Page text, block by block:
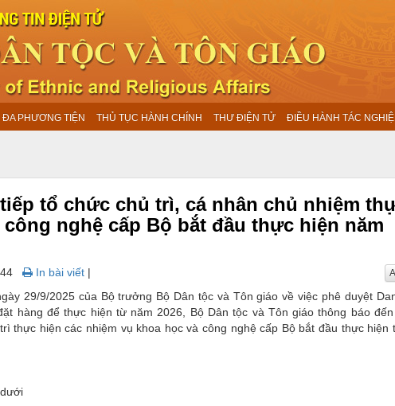
ĐA PHƯƠNG TIỆN THỦ TỤC HÀNH CHÍNH THƯ ĐIỆN TỬ ĐIỀU HÀNH TÁC
tổ chức chủ trì, cá nhân chủ nhiệm
nghệ cấp Bộ bắt đầu thực hiện năm
In bài viết |
29/9/2025 của Bộ trưởng Bộ Dân tộc và Tôn giáo về việc phê duyệt
hàng để thực hiện từ năm 2026, Bộ Dân tộc và Tôn giáo thông báo
thực hiện các nhiệm vụ khoa học và công nghệ cấp Bộ bắt đầu thực hiện